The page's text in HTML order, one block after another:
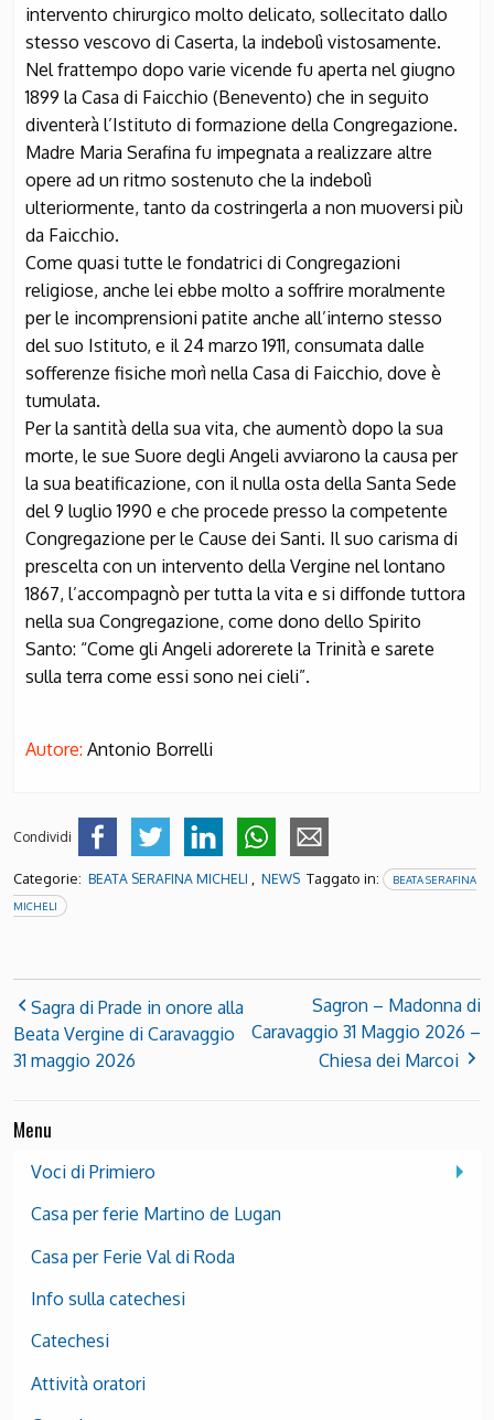
intervento chirurgico molto delicato, sollecitato dallo
stesso vescovo di Caserta, la indebolì vistosamente.
Nel frattempo dopo varie vicende fu aperta nel giugno
1899 la Casa di Faicchio (Benevento) che in seguito
diventerà l’Istituto di formazione della Congregazione.
Madre Maria Serafina fu impegnata a realizzare altre
opere ad un ritmo sostenuto che la indebolì
ulteriormente, tanto da costringerla a non muoversi più
da Faicchio.
Come quasi tutte le fondatrici di Congregazioni
religiose, anche lei ebbe molto a soffrire moralmente
per le incomprensioni patite anche all’interno stesso
del suo Istituto, e il 24 marzo 1911, consumata dalle
sofferenze fisiche morì nella Casa di Faicchio, dove è
tumulata.
Per la santità della sua vita, che aumentò dopo la sua
morte, le sue Suore degli Angeli avviarono la causa per
la sua beatificazione, con il nulla osta della Santa Sede
del 9 luglio 1990 e che procede presso la competente
Congregazione per le Cause dei Santi. Il suo carisma di
prescelta con un intervento della Vergine nel lontano
1867, l’accompagnò per tutta la vita e si diffonde tuttora
nella sua Congregazione, come dono dello Spirito
Santo: “Come gli Angeli adorerete la Trinità e sarete
sulla terra come essi sono nei cieli”.
Autore: Antonio Borrelli
Condividi
Categorie: BEATA SERAFINA MICHELI , NEWS Taggato in:
BEATA SERAFINA
MICHELI
Sagra di Prade in onore alla
Beata Vergine di Caravaggio
31 maggio 2026
Sagron – Madonna di
Caravaggio 31 Maggio 2026 –
Chiesa dei Marcoi
Menu
Voci di Primiero
Casa per ferie Martino de Lugan
Casa per Ferie Val di Roda
Info sulla catechesi
Catechesi
Attività oratori